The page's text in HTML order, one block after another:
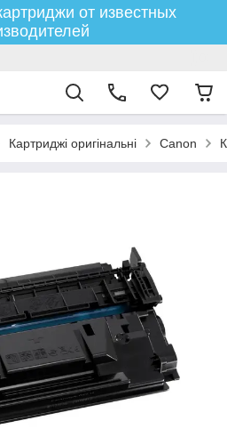
от известных
Картриджі оригінальні Canon